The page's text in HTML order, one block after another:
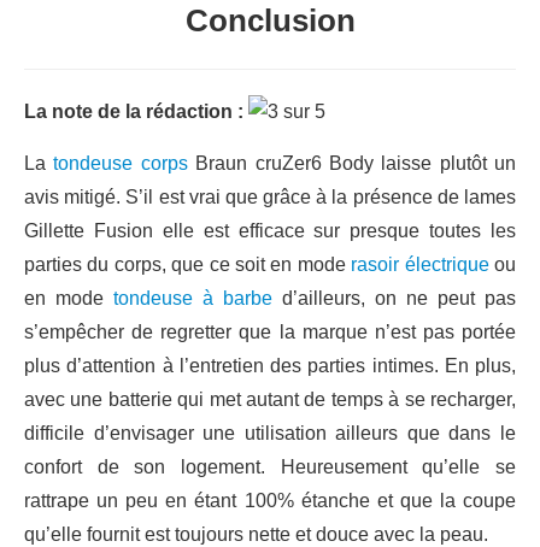
Conclusion
La note de la rédaction :
Latondeuse corpsBraun cruZer6 Body laisse plutôt un
avis mitigé. S’il est vrai que grâce à la présence de lames
Gillette Fusion elle est efficace sur presque toutes les
parties du corps, que ce soit en mode rasoir électriqueou
en mode tondeuse à barbe d’ailleurs, on ne peut pas
s’empêcher de regretter que la marque n’est pas portée
plus d’attention à l’entretien des parties intimes. En plus,
avec une batterie qui met autant de temps à se recharger,
difficile d’envisager une utilisation ailleurs que dans le
confort de son logement. Heureusement qu’elle se
rattrape un peu en étant 100% étanche et que la coupe
qu’elle fournit est toujours nette et douce avec la peau.